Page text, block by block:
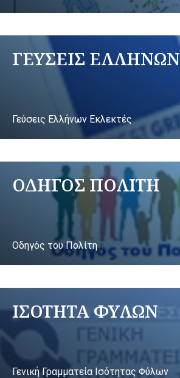
ΓΕΥΣΕΙΣ ΕΛΛΗΝΩΝ
Γεύσεις Ελλήνων Εκλεκτές
ΟΔΗΓΟΣ ΠΟΛΙΤΗ
Οδηγός του Πολίτη
ΙΣΟΤΗΤΑ ΦΥΛΩΝ
Γενική Γραμματεία Ισότητας Φύλων